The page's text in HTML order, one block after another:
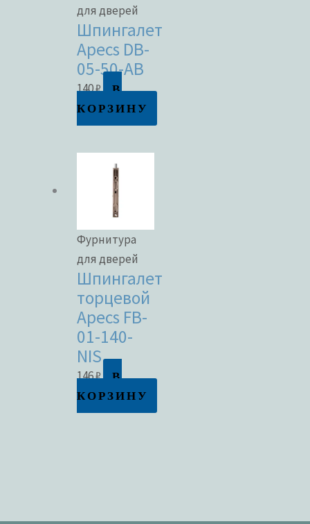
для дверей
Шпингалет
Apecs DB-
05-50-AB
140₽
В
КОРЗИНУ
Фурнитура
для дверей
Шпингалет
торцевой
Apecs FB-
01-140-
NIS
146₽
В
КОРЗИНУ